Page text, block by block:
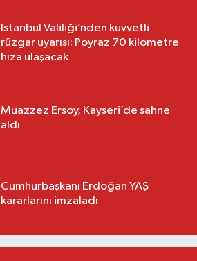
İstanbul Valiliği’nden kuvvetli
rüzgar uyarısı: Poyraz 70 kilometre
hıza ulaşacak
Muazzez Ersoy, Kayseri’de sahne
aldı
Cumhurbaşkanı Erdoğan YAŞ
kararlarını imzaladı